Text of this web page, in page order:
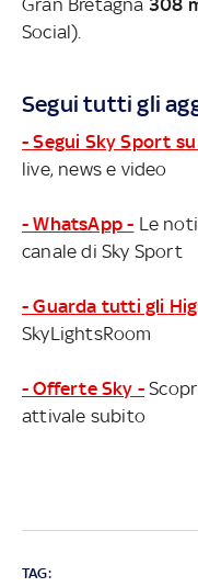
Social).
Segui tutti gli
- Segui Sky Sport
live, news e video
- WhatsApp - Le
canale di Sky Sport
- Guarda tutti gli
SkyLightsRoom
- Offerte Sky -
attivale subito
TAG: